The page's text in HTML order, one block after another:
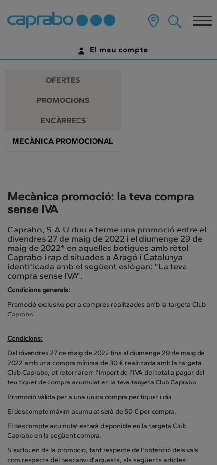
Promocions
descomptes
als
nostres
supermercats
contingut
pàgina
El meu compte
ENCARA NO TENS UN COMPTE DIGITAL?
OFERTES
PROMOCIONS
ENCÀRRECS
MECÀNICA PROMOCIONAL
Mecànica promoció: la teva compra
sense IVA
Caprabo, S.A.U duu a terme una promoció entre el
divendres 27 de maig de 2022 i el diumenge 29 de
maig de 2022* en aquelles botigues amb rètol
Caprabo i rapid situades a Aragó i Catalunya
identificada amb el següent eslògan: "La teva
compra sense IVA".
Condicions generals:
Promoció exclusiva per a compres realitzades amb la targeta Club
Caprabo.
Condicions:
Del divendres 27 de maig de 2022 fins al diumenge 29 de maig de
2022 amb una compra mínima de 30 € realitzada amb la targeta
Club Caprabo, et retornarem l'import de l'IVA del total a pagar del
teu tiquet de compra acumulat en la teva targeta Club Caprabo.
Promoció vàlida per a una única compra per tiquet i dia.
El descompte màxim acumulat serà de 50 € per compra.
El descompte acumulat estarà disponible en la targeta Club
Caprabo en la següent compra.
S'exclouen de la promoció, tant respecte de l'obtenció dels vals
com respecte del bescanvi d'aquests, els següents articles: